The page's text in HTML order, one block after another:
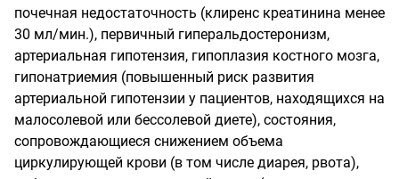
почечная недостаточность (клиренс креатинина менее
30 мл/мин.), первичный гиперальдостеронизм,
артериальная гипотензия, гипоплазия костного мозга,
гипонатриемия (повышенный риск развития
артериальной гипотензии у пациентов, находящихся на
малосолевой или бессолевой диете), состояния,
сопровождающиеся снижением объема
циркулирующей крови (в том числе диарея, рвота),